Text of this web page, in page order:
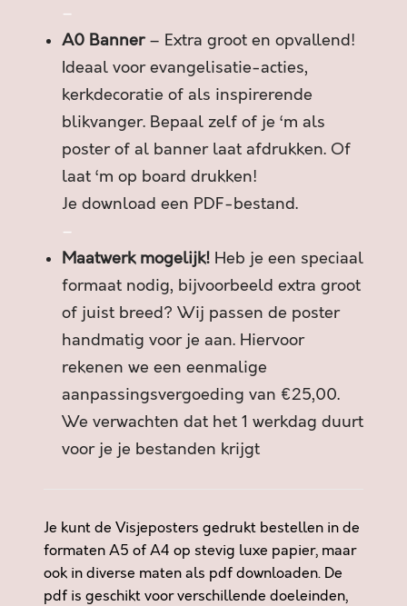
A
a
n
t
a
–
A0 Banner– Extra groot en opvallend!
Ideaal voor evangelisatie-acties,
kerkdecoratie of als inspirerende
blikvanger. Bepaal zelf of je ‘m als
poster of al banner laat afdrukken. Of
laat ‘m op board drukken!
Je download een PDF-bestand.
–
Maatwerk mogelijk! Heb je een speciaal
formaat nodig, bijvoorbeeld extra groot
of juist breed? Wij passen de poster
handmatig voor je aan. Hiervoor
rekenen we een eenmalige
aanpassingsvergoeding van €25,00.
We verwachten dat het 1 werkdag duurt
voor je je bestanden krijgt
Je kunt de Visjeposters gedrukt bestellen in de
formaten A5 of A4 op stevig luxe papier, maar
ook in diverse maten als pdf downloaden. De
pdf is geschikt voor verschillende doeleinden,